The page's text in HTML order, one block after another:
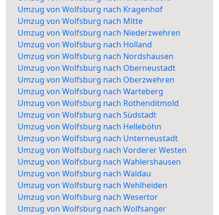
Umzug von Wolfsburg nach Kragenhof
Umzug von Wolfsburg nach Mitte
Umzug von Wolfsburg nach Niederzwehren
Umzug von Wolfsburg nach Holland
Umzug von Wolfsburg nach Nordshausen
Umzug von Wolfsburg nach Oberneustadt
Umzug von Wolfsburg nach Oberzwehren
Umzug von Wolfsburg nach Warteberg
Umzug von Wolfsburg nach Rothenditmold
Umzug von Wolfsburg nach Südstadt
Umzug von Wolfsburg nach Helleböhn
Umzug von Wolfsburg nach Unterneustadt
Umzug von Wolfsburg nach Vorderer Westen
Umzug von Wolfsburg nach Wahlershausen
Umzug von Wolfsburg nach Waldau
Umzug von Wolfsburg nach Wehlheiden
Umzug von Wolfsburg nach Wesertor
Umzug von Wolfsburg nach Wolfsanger